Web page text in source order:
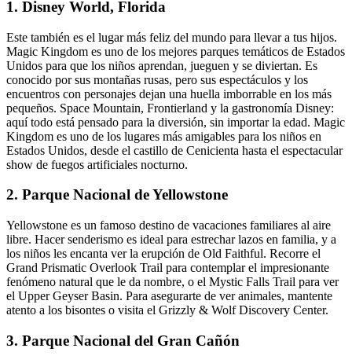
1. Disney World, Florida
Este también es el lugar más feliz del mundo para llevar a tus hijos.
Magic Kingdom es uno de los mejores parques temáticos de Estados
Unidos para que los niños aprendan, jueguen y se diviertan. Es
conocido por sus montañas rusas, pero sus espectáculos y los
encuentros con personajes dejan una huella imborrable en los más
pequeños. Space Mountain, Frontierland y la gastronomía Disney:
aquí todo está pensado para la diversión, sin importar la edad. Magic
Kingdom es uno de los lugares más amigables para los niños en
Estados Unidos, desde el castillo de Cenicienta hasta el espectacular
show de fuegos artificiales nocturno.
2. Parque Nacional de Yellowstone
Yellowstone es un famoso destino de vacaciones familiares al aire
libre. Hacer senderismo es ideal para estrechar lazos en familia, y a
los niños les encanta ver la erupción de Old Faithful. Recorre el
Grand Prismatic Overlook Trail para contemplar el impresionante
fenómeno natural que le da nombre, o el Mystic Falls Trail para ver
el Upper Geyser Basin. Para asegurarte de ver animales, mantente
atento a los bisontes o visita el Grizzly & Wolf Discovery Center.
3. Parque Nacional del Gran Cañón